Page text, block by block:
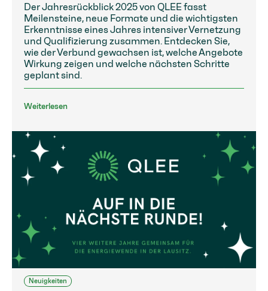
Der Jahresrückblick 2025 von QLEE fasst
Meilensteine, neue Formate und die wichtigsten
Erkenntnisse eines Jahres intensiver Vernetzung
und Qualifizierung zusammen. Entdecken Sie,
wie der Verbund gewachsen ist, welche Angebote
Wirkung zeigen und welche nächsten Schritte
geplant sind.
Weiterlesen
Neuigkeiten